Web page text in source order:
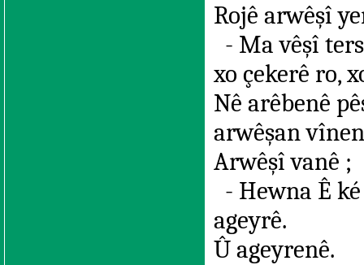
Rojê arwêşî
- Ma vêşî
xo çekerê ro,
Nê arêbenê
arwêşan
Arwêşî vanê ;
- Hewna Ê
ageyrê.
Û ageyrenê.